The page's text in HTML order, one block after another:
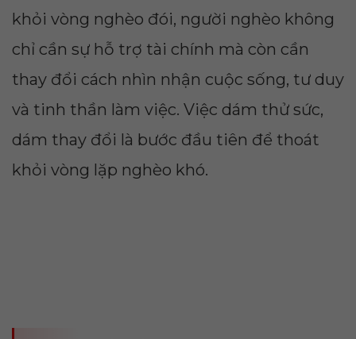
khỏi vòng nghèo đói, người nghèo không
chỉ cần sự hỗ trợ tài chính mà còn cần
thay đổi cách nhìn nhận cuộc sống, tư duy
và tinh thần làm việc. Việc dám thử sức,
dám thay đổi là bước đầu tiên để thoát
khỏi vòng lặp nghèo khó.